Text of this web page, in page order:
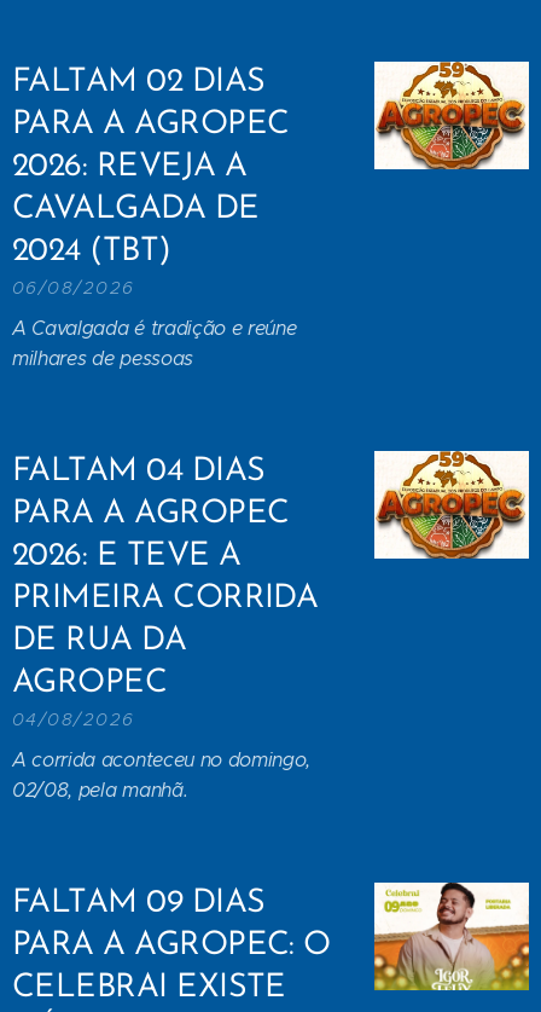
FALTAM 02 DIAS
PARA A AGROPEC
2026: REVEJA A
CAVALGADA DE
2024 (TBT)
06/08/2026
A Cavalgada é tradição e reúne
milhares de pessoas
FALTAM 04 DIAS
PARA A AGROPEC
2026: E TEVE A
PRIMEIRA CORRIDA
DE RUA DA
AGROPEC
04/08/2026
A corrida aconteceu no domingo,
02/08, pela manhã.
FALTAM 09 DIAS
PARA A AGROPEC: O
CELEBRAI EXISTE